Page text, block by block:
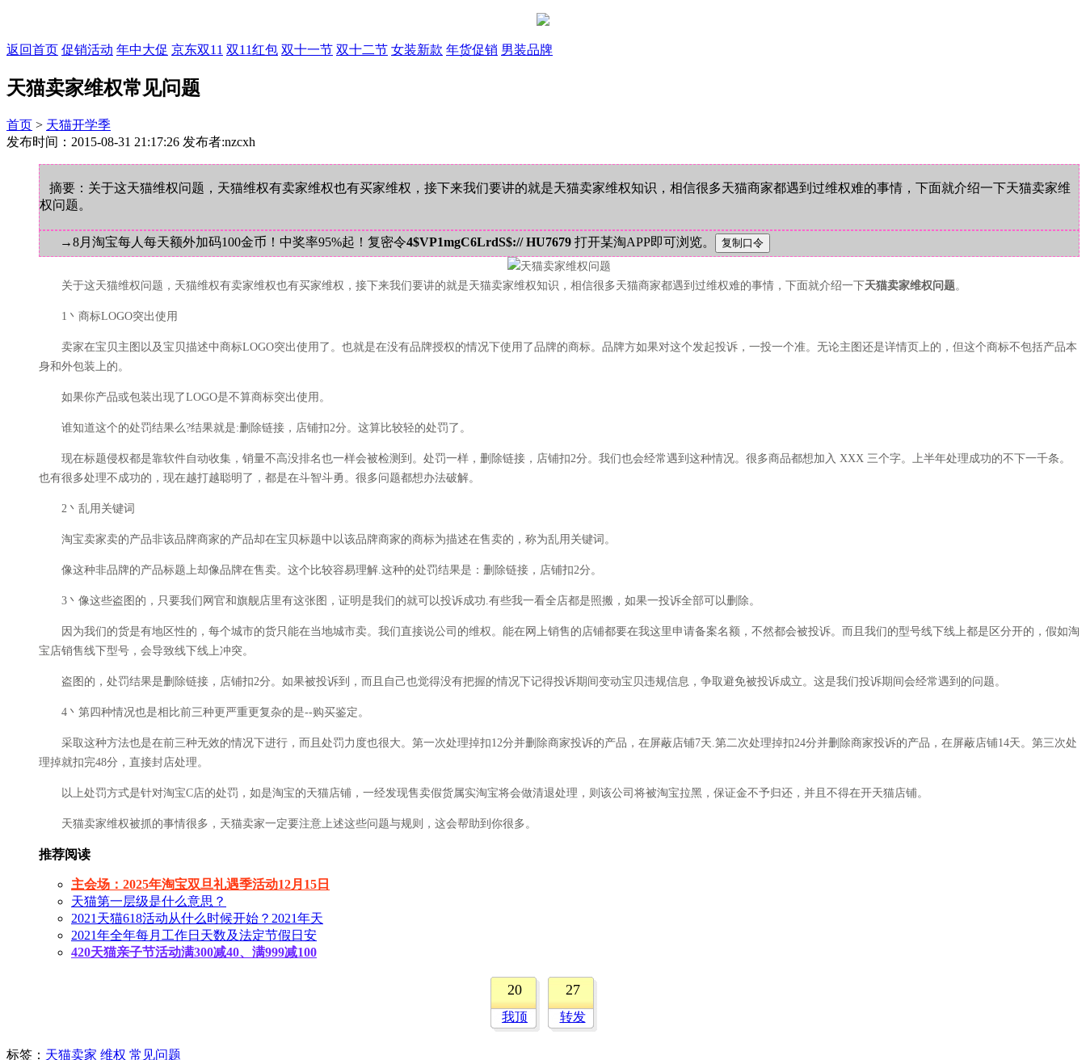
返回首页 促销活动 年中大促 京东双11 双11红包 双十一节 双十二节 女装新款 年货促销 男装品牌
天猫卖家维权常见问题
首页 > 天猫开学季
发布时间：2015-08-31 21:17:26 发布者:nzcxh
摘要：关于这天猫维权问题，天猫维权有卖家维权也有买家维权，接下来我们要讲的就是天猫卖家维权知识，相信很多天猫商家都遇到过维权难的事情，下面就介绍一下天猫卖家维
权问题。
→8月淘宝每人每天额外加码100金币！中奖率95%起！复密令4$VP1mgC6LrdS$:// HU7679 打开某淘APP即可浏览。
关于这天猫维权问题，天猫维权有卖家维权也有买家维权，接下来我们要讲的就是天猫卖家维权知识，相信很多天猫商家都遇到过维权难的事情，下面就介绍一下天猫卖家维权问题。
1丶商标LOGO突出使用
卖家在宝贝主图以及宝贝描述中商标LOGO突出使用了。也就是在没有品牌授权的情况下使用了品牌的商标。品牌方如果对这个发起投诉，一投一个准。无论主图还是详情页上的，但这个商标不包括产品本
身和外包装上的。
如果你产品或包装出现了LOGO是不算商标突出使用。
谁知道这个的处罚结果么?结果就是:删除链接，店铺扣2分。这算比较轻的处罚了。
现在标题侵权都是靠软件自动收集，销量不高没排名也一样会被检测到。处罚一样，删除链接，店铺扣2分。我们也会经常遇到这种情况。很多商品都想加入 XXX 三个字。上半年处理成功的不下一千条。
也有很多处理不成功的，现在越打越聪明了，都是在斗智斗勇。很多问题都想办法破解。
2丶乱用关键词
淘宝卖家卖的产品非该品牌商家的产品却在宝贝标题中以该品牌商家的商标为描述在售卖的，称为乱用关键词。
像这种非品牌的产品标题上却像品牌在售卖。这个比较容易理解.这种的处罚结果是：删除链接，店铺扣2分。
3丶像这些盗图的，只要我们网官和旗舰店里有这张图，证明是我们的就可以投诉成功.有些我一看全店都是照搬，如果一投诉全部可以删除。
因为我们的货是有地区性的，每个城市的货只能在当地城市卖。我们直接说公司的维权。能在网上销售的店铺都要在我这里申请备案名额，不然都会被投诉。而且我们的型号线下线上都是区分开的，假如淘
宝店销售线下型号，会导致线下线上冲突。
盗图的，处罚结果是删除链接，店铺扣2分。如果被投诉到，而且自己也觉得没有把握的情况下记得投诉期间变动宝贝违规信息，争取避免被投诉成立。这是我们投诉期间会经常遇到的问题。
4丶第四种情况也是相比前三种更严重更复杂的是--购买鉴定。
采取这种方法也是在前三种无效的情况下进行，而且处罚力度也很大。第一次处理掉扣12分并删除商家投诉的产品，在屏蔽店铺7天.第二次处理掉扣24分并删除商家投诉的产品，在屏蔽店铺14天。第三次处
理掉就扣完48分，直接封店处理。
以上处罚方式是针对淘宝C店的处罚，如是淘宝的天猫店铺，一经发现售卖假货属实淘宝将会做清退处理，则该公司将被淘宝拉黑，保证金不予归还，并且不得在开天猫店铺。
天猫卖家维权被抓的事情很多，天猫卖家一定要注意上述这些问题与规则，这会帮助到你很多。
推荐阅读
主会场：2025年淘宝双旦礼遇季活动12月15日
天猫第一层级是什么意思？
2021天猫618活动从什么时候开始？2021年天
2021年全年每月工作日天数及法定节假日安
420天猫亲子节活动满300减40、满999减100
20
我顶
27
转发
标签 ： 天猫卖家 维权 常见问题